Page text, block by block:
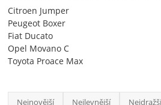
Citroen Jumper
Peugeot Boxer
Fiat Ducato
Opel Movano C
Toyota Proace Max
Nejnovější Nejlevnější